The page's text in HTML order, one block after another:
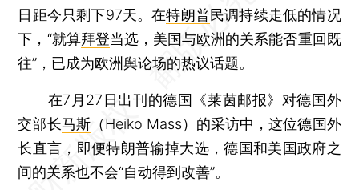
日距今只剩下97天。在特朗普民调持续走低的情况
下，“就算拜登当选，美国与欧洲的关系能否重回既
往”，已成为欧洲舆论场的热议话题。
在7月27日出刊的德国《莱茵邮报》对德国外
交部长马斯（Heiko Mass）的采访中，这位德国外
长直言，即便特朗普输掉大选，德国和美国政府之
间的关系也不会“自动得到改善”。